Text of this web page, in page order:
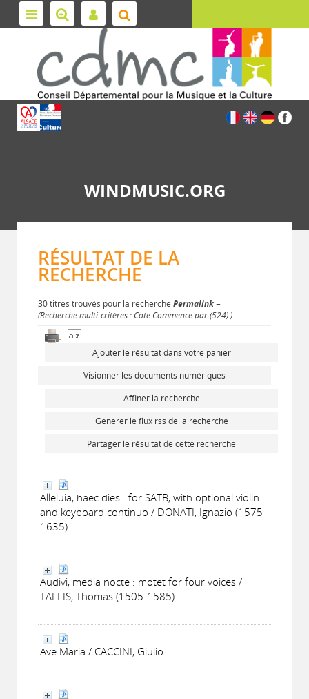
WINDMUSIC.ORG
RÉSULTAT DE LA
RECHERCHE
30 titres trouvés pour la recherche Permalink=
(Recherche multi-critères : Cote Commence par (524) )
Ajouter le résultat dans votre panier
Visionner les documents numériques
Affiner la recherche
Générer le flux rss de la recherche
Partager le résultat de cette recherche
Alleluia, haec dies : for SATB, with optional violin
and keyboard continuo / DONATI, Ignazio (1575-
1635)
Audivi, media nocte : motet for four voices /
TALLIS, Thomas (1505-1585)
Ave Maria / CACCINI, Giulio